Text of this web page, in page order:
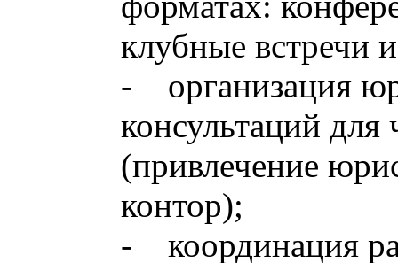
клубные встречи
- организация
консультаций
(привлечение
контор);
- координация